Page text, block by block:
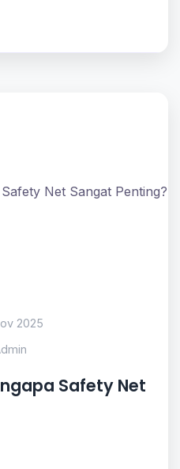
2025
Safety Net